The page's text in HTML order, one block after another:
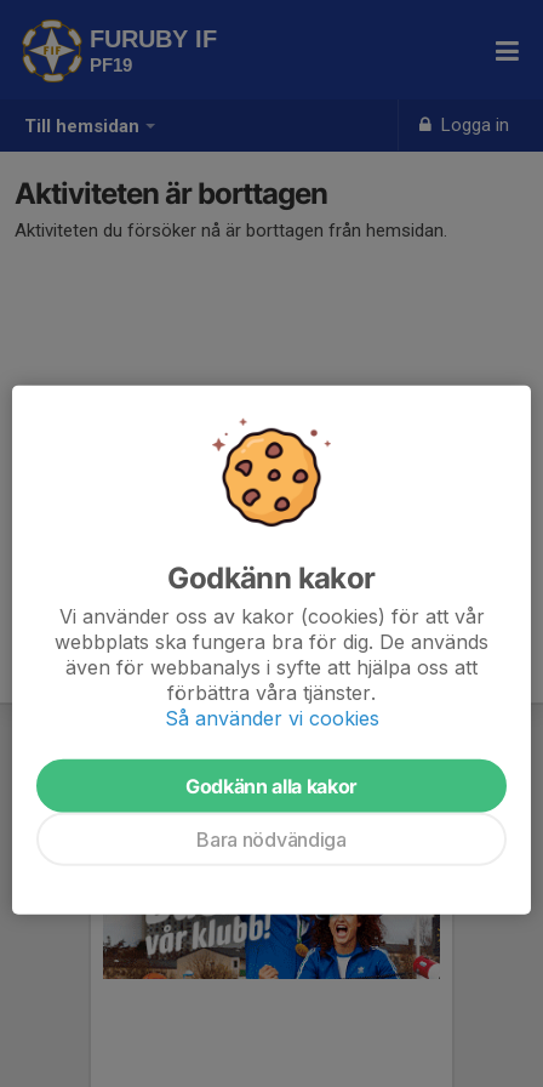
Till hemsidan Logga in
FURUBY IF
PF19
Aktiviteten är borttagen
Aktiviteten du försöker nå är borttagen från hemsidan.
Godkänn kakor
Vi använder oss av kakor (cookies) för att vår
webbplats ska fungera bra för dig. De används
även för webbanalys i syfte att hjälpa oss att
förbättra våra tjänster.
Så använder vi cookies
Godkänn alla kakor
Bara nödvändiga